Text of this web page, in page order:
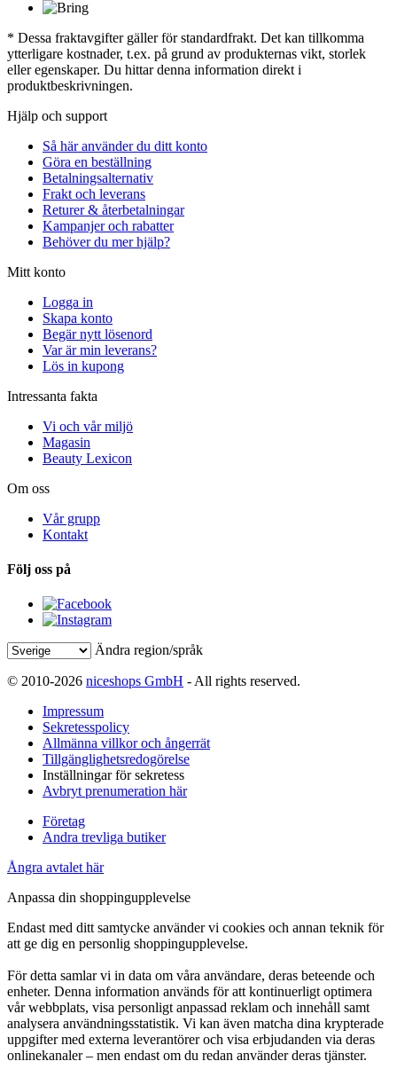
* Dessa fraktavgifter gäller för standardfrakt. Det kan tillkomma
ytterligare kostnader, t.ex. på grund av produkternas vikt, storlek
eller egenskaper. Du hittar denna information direkt i
produktbeskrivningen.
Hjälp och support
Så här använder du ditt konto
Göra en beställning
Betalningsalternativ
Frakt och leverans
Returer & återbetalningar
Kampanjer och rabatter
Behöver du mer hjälp?
Mitt konto
Logga in
Skapa konto
Begär nytt lösenord
Var är min leverans?
Lös in kupong
Intressanta fakta
Vi och vår miljö
Magasin
Beauty Lexicon
Om oss
Vår grupp
Kontakt
Följ oss på
Ändra region/språk
© 2010-2026 niceshops GmbH - All rights reserved.
Impressum
Sekretesspolicy
Allmänna villkor och ångerrät
Tillgänglighetsredogörelse
Inställningar för sekretess
Avbryt prenumeration här
Företag
Andra trevliga butiker
Ångra avtalet här
Anpassa din shoppingupplevelse
Endast med ditt samtycke använder vi cookies och annan teknik för
att ge dig en personlig shoppingupplevelse.
För detta samlar vi in data om våra användare, deras beteende och
enheter. Denna information används för att kontinuerligt optimera
vår webbplats, visa personligt anpassad reklam och innehåll samt
analysera användningsstatistik. Vi kan även matcha dina krypterade
uppgifter med externa leverantörer och visa erbjudanden via deras
onlinekanaler – men endast om du redan använder deras tjänster.